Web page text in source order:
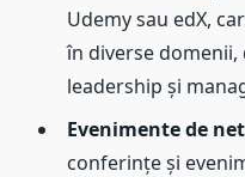
Udemy sau edX,
în diverse
leadership și
Evenimente de
conferințe și